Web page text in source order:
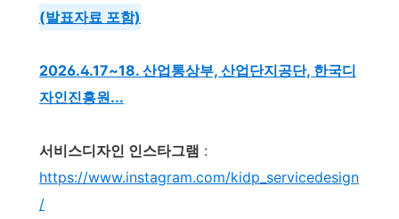
(발표자료 포함)
2026.4.17~18. 산업통상부, 산업단지공단, 한국디
자인진흥원...
서비스디자인 인스타그램 :
https://www.instagram.com/kidp_servicedesign
/